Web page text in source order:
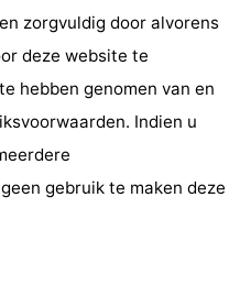
zorgvuldig door alvorens
deze website te
hebben genomen van en
Indien u
gebruik te maken deze